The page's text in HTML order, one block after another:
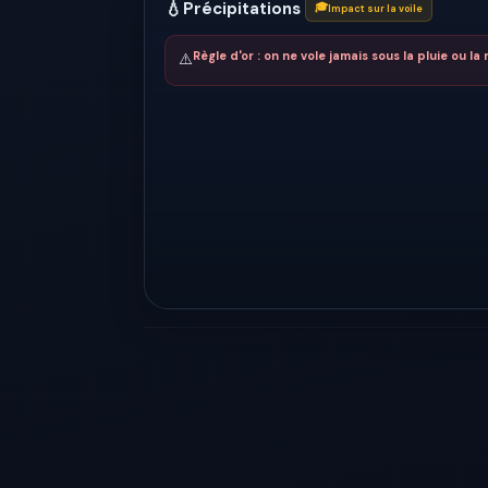
💧 Précipitations 🎓Impact sur la voile
⚠️Règle d'or : on ne vole jamais sous la pluie ou la